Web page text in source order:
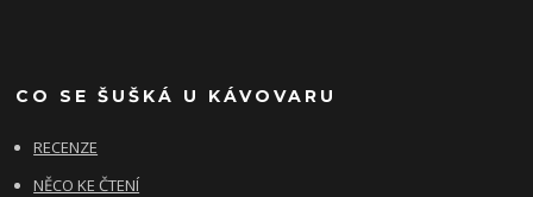
CO SE ŠUŠKÁ U KÁVOVARU
RECENZE
NĚCO KE ČTENÍ